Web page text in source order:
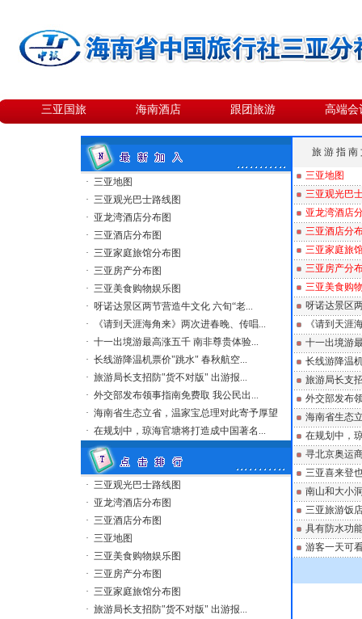
三亚国旅 海南酒店 跟团旅游 高端会
· 三亚地图
· 三亚观光巴士路线图
· 亚龙湾酒店分布图
· 三亚酒店分布图
· 三亚家庭旅馆分布图
· 三亚房产分布图
· 三亚美食购物娱乐图
· 呀诺达景区两节营造牛文化 六旬“老...
·
《请到天涯海角来》两次进春晚、传唱...
· 十一出境游最高涨五千 南非尊贵体验...
· 长线游降温机票价"跳水" 春秋航空...
· 旅游局长支招防"货不对版" 出游报...
· 外交部发布领事指南免费取 我公民出...
· 海南省生态立省，温家宝总理对此寄予厚望
· 在规划中，琼海官塘将打造成中国著名...
· 三亚观光巴士路线图
· 亚龙湾酒店分布图
· 三亚酒店分布图
· 三亚地图
· 三亚美食购物娱乐图
· 三亚房产分布图
· 三亚家庭旅馆分布图
· 旅游局长支招防"货不对版" 出游报...
旅 游 指 南
三亚地图
三亚观光巴
亚龙湾酒店
三亚酒店分
三亚家庭旅
三亚房产分
三亚美食购
呀诺达景区
《请到天涯
十一出境游
长线游降温
旅游局长支
外交部发布
海南省生态
在规划中，
寻北京奥运
三亚喜来登
南山和大小
三亚旅游饭
具有防水功
游客一天可